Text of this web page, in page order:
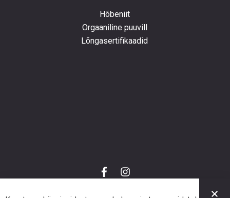
Hõbeniit
Orgaaniline puuvill
Lõngasertifikaadid
f
a
i
n